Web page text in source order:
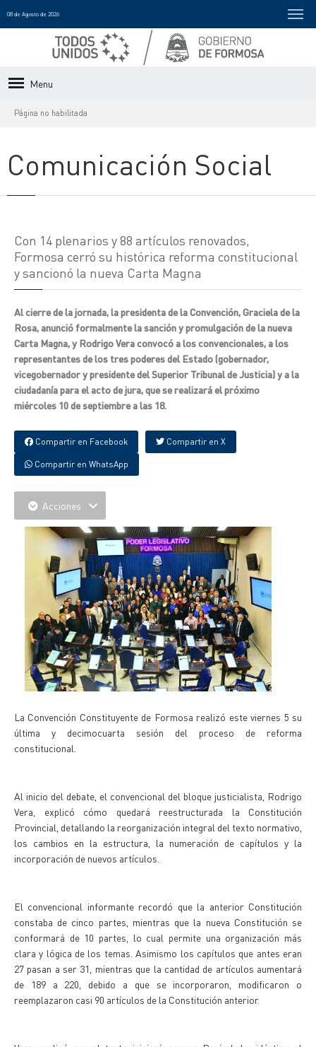
08 de Agosto de 2026
Menu
Página no habilitada
Comunicación Social
Con 14 plenarios y 88 artículos renovados,
Formosa cerró su histórica reforma constitucional
y sancionó la nueva Carta Magna
Al cierre de la jornada, la presidenta de la Convención, Graciela de la
Rosa, anunció formalmente la sanción y promulgación de la nueva
Carta Magna, y Rodrigo Vera convocó a los convencionales, a los
representantes de los tres poderes del Estado (gobernador,
vicegobernador y presidente del Superior Tribunal de Justicia) y a la
ciudadanía para el acto de jura, que se realizará el próximo
miércoles 10 de septiembre a las 18.
Compartir en Facebook Compartir en X
Compartir en WhatsApp
Acciones
La Convención Constituyente de Formosa realizó este viernes 5 su
última y decimocuarta sesión del proceso de reforma
constitucional.
Al inicio del debate, el convencional del bloque justicialista, Rodrigo
Vera, explicó cómo quedará reestructurada la Constitución
Provincial, detallando la reorganización integral del texto normativo,
los cambios en la estructura, la numeración de capítulos y la
incorporación de nuevos artículos.
El convencional informante recordó que la anterior Constitución
constaba de cinco partes, mientras que la nueva Constitución se
conformará de 10 partes, lo cual permite una organización más
clara y lógica de los temas. Asimismo los capítulos que antes eran
27 pasan a ser 31, mientras que la cantidad de artículos aumentará
de 189 a 220, debido a que se incorporaron, modificaron o
reemplazaron casi 90 artículos de la Constitución anterior.